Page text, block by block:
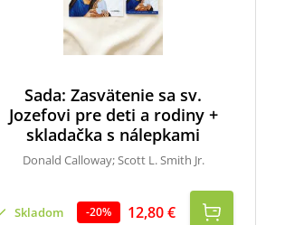
Sada: Zasvätenie sa sv.
Jozefovi pre deti a rodiny +
skladačka s nálepkami
Donald Calloway; Scott L. Smith Jr.
Skladom -20% 12,80 €